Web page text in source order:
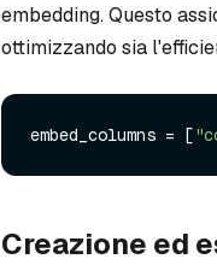
embedding. Questo
ottimizzando sia
embed_columns = [
Creazione ed